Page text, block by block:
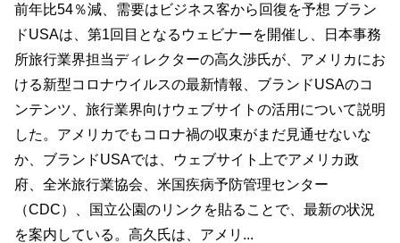
前年比54％減、需要はビジネス客から回復を予想 ブラン
ドUSAは、第1回目となるウェビナーを開催し、日本事務
所旅行業界担当ディレクターの高久渉氏が、アメリカにお
ける新型コロナウイルスの最新情報、ブランドUSAのコ
ンテンツ、旅行業界向けウェブサイトの活用について説明
した。アメリカでもコロナ禍の収束がまだ見通せないな
か、ブランドUSAでは、ウェブサイト上でアメリカ政
府、全米旅行業協会、米国疾病予防管理センター
（CDC）、国立公園のリンクを貼ることで、最新の状況
を案内している。高久氏は、アメリ...